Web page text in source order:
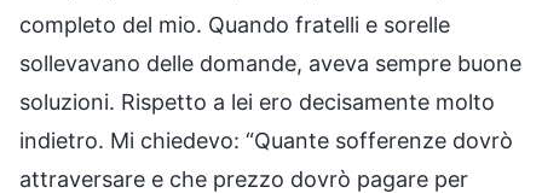
completo del mio. Quando fratelli e sorelle
sollevavano delle domande, aveva sempre buone
soluzioni. Rispetto a lei ero decisamente molto
indietro. Mi chiedevo: “Quante sofferenze dovrò
attraversare e che prezzo dovrò pagare per